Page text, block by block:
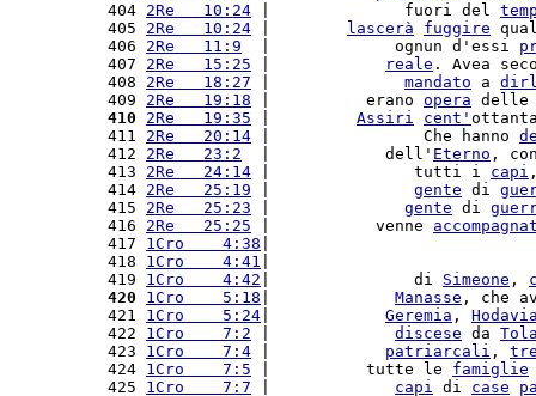
404 2Re   10:24 |              fuori del
405 2Re   10:24 lascerà fuggire
406 2Re   11:9
  |             ognun d'essi
407 2Re   15:25 reale . Avea
408 2Re   18:27 mandato a
409 2Re   19:18 |          erano opera
410
2Re   19:35 Assiri cent'
411 2Re   20:14 |                Che hanno
412 2Re   23:2
  |            dell'
Eterno ,
413 2Re   24:14 |               tutti i capi
414 2Re   25:19 gente di
415 2Re   25:23 gente di
416 2Re   25:25 |           venne
417 1Cro    4:38
418 1Cro    4:41
419 1Cro    4:42 |               di Simeone ,
420
1Cro    5:18 Manasse , che
421 1Cro    5:24 Geremia ,
422 1Cro    7:2 discese da
423 1Cro    7:4 patriarcali ,
424 1Cro    7:5 |          tutte le famiglie
425 1Cro    7:7 capi di case